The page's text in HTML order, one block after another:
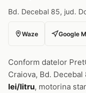
Bd. Decebal 85, jud.
Waze Google
Conform datelor
Craiova, Bd.
lei/litru, motorina